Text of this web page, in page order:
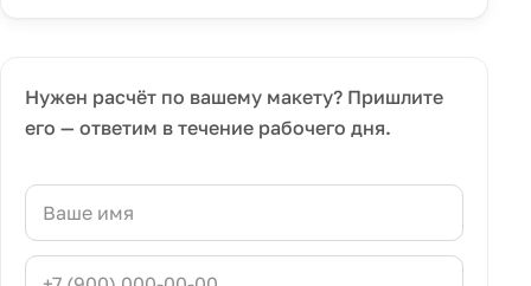
Нужен расчёт по вашему макету? Пришлите
его — ответим в течение рабочего дня.